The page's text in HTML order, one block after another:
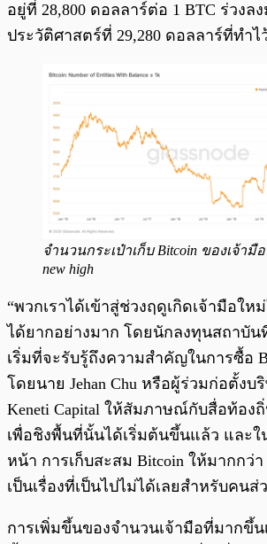
อยู่ที่ 28,800 ดอลลาร์ต่อ 1 BTC ร่วงล
ประวัติศาสตร์ที่ 29,280 ดอลลาร์ที่ทำไ
จำนวนกระเป๋าเก็บ Bitcoin ของเจ้า
new high
“พวกเราได้เข้าสู่ช่วงฤดูเกิดเจ้ามือใ
ได้ยากอย่างมาก โดยนักลงทุนสถาบัน
เริ่มที่จะรับรู้ถึงความสำคัญในการซื้อ
โดยนาย Jehan Chu หรือผู้ร่วมก่อตั้งบ
Keneti Capital ให้สัมภาษณ์กับสื่อท้อง
เพื่อชิงพื้นที่นั้นได้เริ่มต้นขึ้นแล้ว และใ
หน้า การเก็บสะสม Bitcoin ให้มากกว่า
เป็นเรื่องที่เป็นไปไม่ได้เลยสำหรับคนส่
การเพิ่มขึ้นของจำนวนเจ้ามือที่มากขึ้น